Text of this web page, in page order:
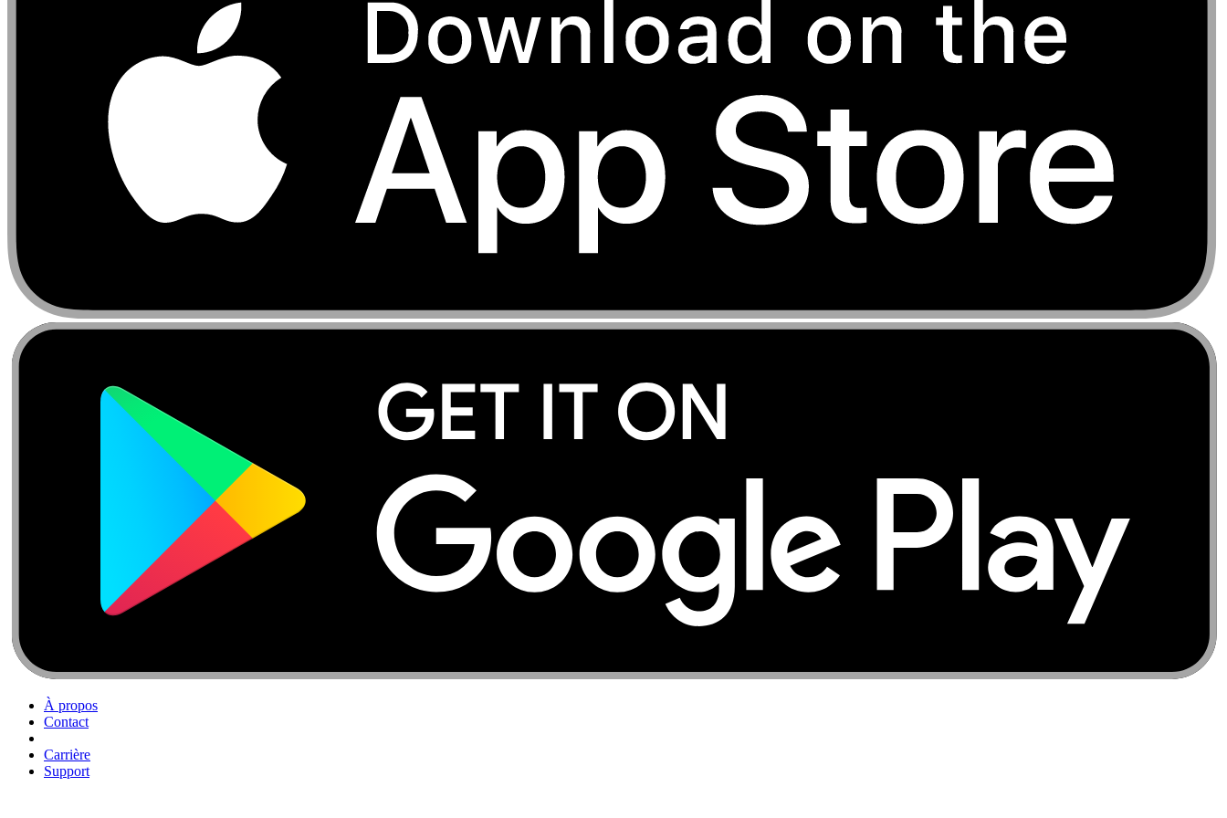
À propos
Contact
Carrière
Support